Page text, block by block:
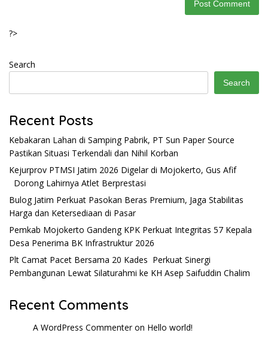
?>
Search
Search
Recent Posts
Kebakaran Lahan di Samping Pabrik, PT Sun Paper Source
Pastikan Situasi Terkendali dan Nihil Korban
Kejurprov PTMSI Jatim 2026 Digelar di Mojokerto, Gus Afif
Dorong Lahirnya Atlet Berprestasi
Bulog Jatim Perkuat Pasokan Beras Premium, Jaga Stabilitas
Harga dan Ketersediaan di Pasar
Pemkab Mojokerto Gandeng KPK Perkuat Integritas 57 Kepala
Desa Penerima BK Infrastruktur 2026
Plt Camat Pacet Bersama 20 Kades Perkuat Sinergi
Pembangunan Lewat Silaturahmi ke KH Asep Saifuddin Chalim
Recent Comments
A WordPress Commenteron Hello world!